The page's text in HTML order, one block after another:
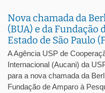
Nova chamada da
(BUA) e da Fundação
Estado de São Paulo
A Agência USP de
Internacional (Aucani) da
para a nova chamada da
Fundação de Amparo à